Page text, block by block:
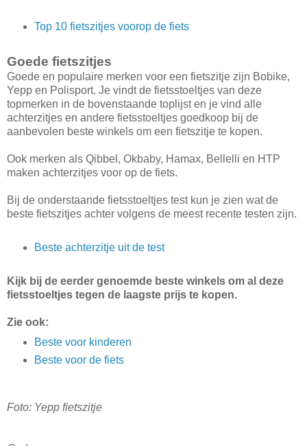
Top 10 fietszitjes voorop de fiets
Goede fietszitjes
Goede en populaire merken voor een fietszitje zijn Bobike,
Yepp en Polisport. Je vindt de fietsstoeltjes van deze
topmerken in de bovenstaande toplijst en je vind alle
achterzitjes en andere fietsstoeltjes goedkoop bij de
aanbevolen beste winkels om een fietszitje te kopen.
Ook merken als Qibbel, Okbaby, Hamax, Bellelli en HTP
maken achterzitjes voor op de fiets.
Bij de onderstaande fietsstoeltjes test kun je zien wat de
beste fietszitjes achter volgens de meest recente testen zijn.
Beste achterzitje uit de test
Kijk bij de eerder genoemde beste winkels om al deze
fietsstoeltjes tegen de laagste prijs te kopen.
Zie ook:
Beste voor kinderen
Beste voor de fiets
Foto: Yepp fietszitje